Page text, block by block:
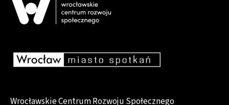
Wrocławskie Centrum Rozwoju Społecznego